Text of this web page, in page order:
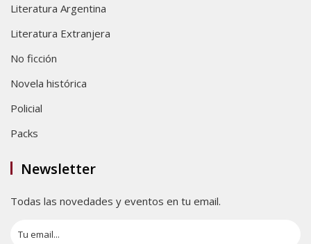
Literatura Argentina
Literatura Extranjera
No ficción
Novela histórica
Policial
Packs
Newsletter
Todas las novedades y eventos en tu email.